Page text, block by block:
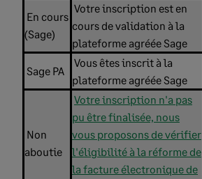
En cours
(Sage)
Votre inscription est en
cours de validation à la
plateforme agréée Sage
Sage PA
Vous êtes inscrit à la
plateforme agréée Sage
Non
aboutie
Votre inscription n'a pas
pu être finalisée, nous
vous proposons de vérifier
l'éligibilité à la réforme de
la facture électronique de